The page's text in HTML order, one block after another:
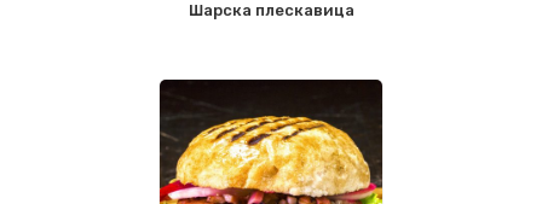
Шарска плескавица